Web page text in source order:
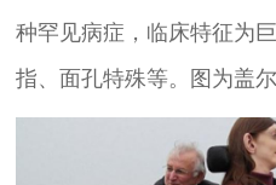
种罕见病症，临床特征为
指、面孔特殊等。图为盖尔